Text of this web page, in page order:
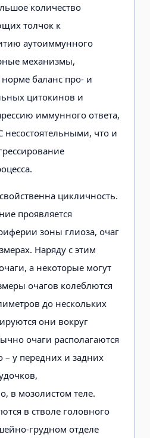
количество
толчок к
аутоиммунного
механизмы,
баланс про- и
цитокинов и
иммунного ответа,
несостоятельными, что и
цикличность.
проявляется
зоны глиоза, очаг
Наряду с этим
а некоторые могут
очагов колеблются
до нескольких
они вокруг
очаги располагаются
– у передних и задних
в мозолистом теле.
в стволе головного
грудном отделе